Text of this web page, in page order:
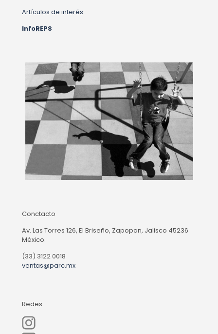
Artículos de interés
InfoREPS
Conctacto
Av. Las Torres 126, El Briseño, Zapopan, Jalisco 45236
México.
(33) 3122 0018
ventas@parc.mx
Redes